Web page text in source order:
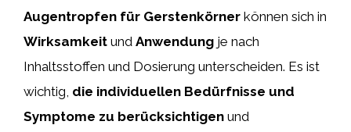
Augentropfen für Gerstenkörner können sich in
Wirksamkeit und Anwendung je nach
Inhaltsstoffen und Dosierung unterscheiden. Es ist
wichtig, die individuellen Bedürfnisse und
Symptome zu berücksichtigen und